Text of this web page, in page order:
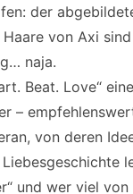
der
Haare von Axi
naja.
Beat. Love“
–
von deren
und wer viel